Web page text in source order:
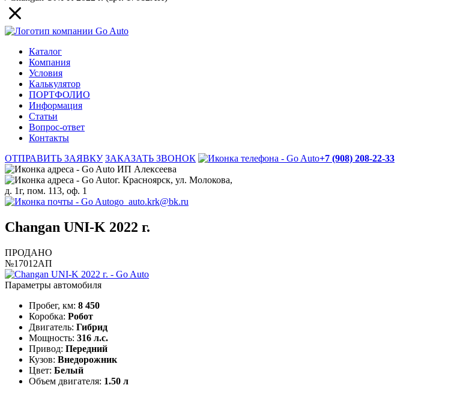
Каталог
Компания
Условия
Калькулятор
ПОРТФОЛИО
Информация
Статьи
Вопрос-ответ
Контакты
ОТПРАВИТЬ ЗАЯВКУ ЗАКАЗАТЬ ЗВОНОК
+7 (908) 208-22-33
ИП Алексеева
г. Красноярск, ул. Молокова,
д. 1г, пом. 113, оф. 1
go_auto.krk@bk.ru
Changan UNI-K 2022 г.
ПРОДАНО
№17012АП
Параметры автомобиля
Пробег, км: 8 450
Коробка: Робот
Двигатель: Гибрид
Мощность: 316 л.с.
Привод: Передний
Кузов: Внедорожник
Цвет: Белый
Объем двигателя: 1.50 л